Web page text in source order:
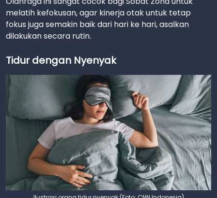
melatih kefokusan, agar kinerja otak untuk tetap
fokus juga semakin baik dari hari ke hari, asalkan
dilakukan secara rutin.
Tidur dengan Nyenyak